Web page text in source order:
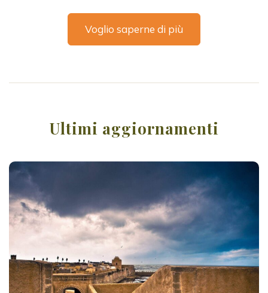
Voglio saperne di più
Ultimi aggiornamenti